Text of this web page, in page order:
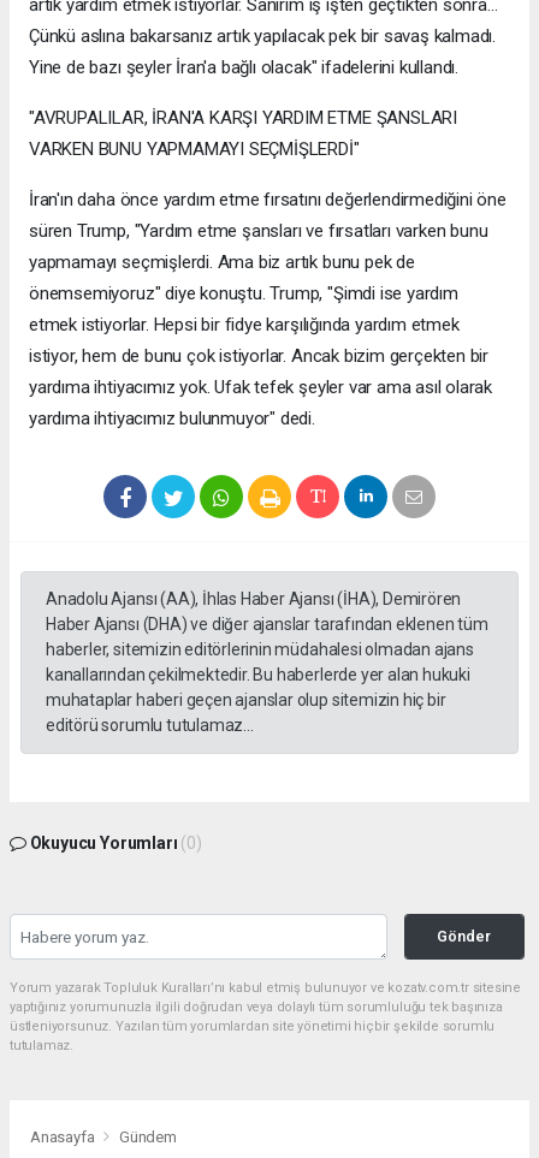
artık yardım etmek istiyorlar. Sanırım iş işten geçtikten sonra...
Çünkü aslına bakarsanız artık yapılacak pek bir savaş kalmadı.
Yine de bazı şeyler İran'a bağlı olacak" ifadelerini kullandı.
"AVRUPALILAR, İRAN'A KARŞI YARDIM ETME ŞANSLARI
VARKEN BUNU YAPMAMAYI SEÇMİŞLERDİ"
İran'ın daha önce yardım etme fırsatını değerlendirmediğini öne
süren Trump, "Yardım etme şansları ve fırsatları varken bunu
yapmamayı seçmişlerdi. Ama biz artık bunu pek de
önemsemiyoruz" diye konuştu. Trump, "Şimdi ise yardım
etmek istiyorlar. Hepsi bir fidye karşılığında yardım etmek
istiyor, hem de bunu çok istiyorlar. Ancak bizim gerçekten bir
yardıma ihtiyacımız yok. Ufak tefek şeyler var ama asıl olarak
yardıma ihtiyacımız bulunmuyor" dedi.
Anadolu Ajansı (AA), İhlas Haber Ajansı (İHA), Demirören
Haber Ajansı (DHA) ve diğer ajanslar tarafından eklenen tüm
haberler, sitemizin editörlerinin müdahalesi olmadan ajans
kanallarından çekilmektedir. Bu haberlerde yer alan hukuki
muhataplar haberi geçen ajanslar olup sitemizin hiç bir
editörü sorumlu tutulamaz...
Okuyucu Yorumları (0)
Gönder
Yorum yazarak Topluluk Kuralları’nı kabul etmiş bulunuyor ve kozatv.com.tr sitesine
yaptığınız yorumunuzla ilgili doğrudan veya dolaylı tüm sorumluluğu tek başınıza
üstleniyorsunuz. Yazılan tüm yorumlardan site yönetimi hiçbir şekilde sorumlu
tutulamaz.
Anasayfa Gündem